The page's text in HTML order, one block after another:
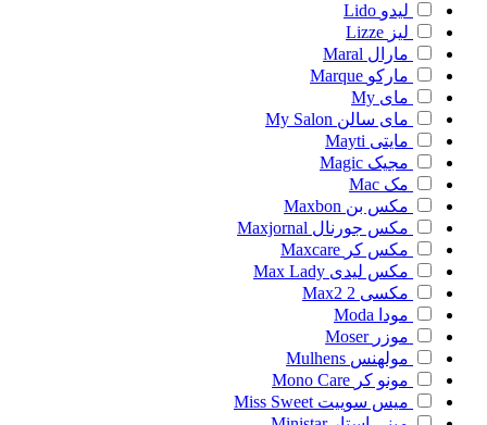
لیدو Lido
لیز Lizze
مارال Maral
مارکو Marque
مای My
مای سالن My Salon
مایتی Mayti
مجیک Magic
مک Mac
مکس بن Maxbon
مکس جورنال Maxjornal
مکس کر Maxcare
مکس لیدی Max Lady
مکسی 2
Max2
مودا Moda
موزر Moser
مولهنس Mulhens
مونو کر Mono Care
میس سوییت Miss Sweet